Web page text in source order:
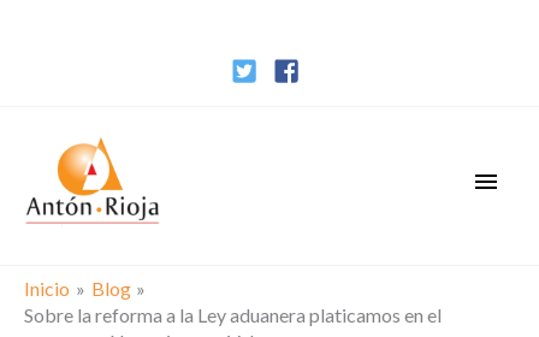
Inicio
Blog
Sobre la reforma a la Ley aduanera platicamos en el